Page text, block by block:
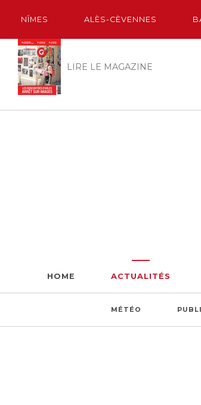
NÎMES ALÈS-CÈVENNES
LIRE LE MAGAZINE
HOME ACTUALITÉS
MÉTÉO